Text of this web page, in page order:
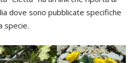
dove sono pubblicate specifiche
specie.